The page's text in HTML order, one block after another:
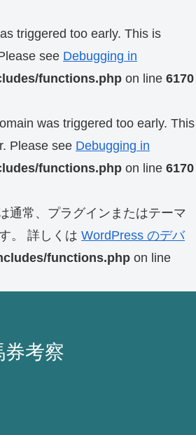
triggered too early. This is
see Debugging in
functions.php on line 6170
was triggered too early. This
Please see Debugging in
functions.php on line 6170
通常、プラグインまたはテーマ
。 詳しくは WordPress のデバ
functions.php on line
考察